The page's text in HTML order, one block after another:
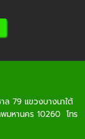
ล 79 แขวงบางนาใต้
มหานคร 10260 โทร